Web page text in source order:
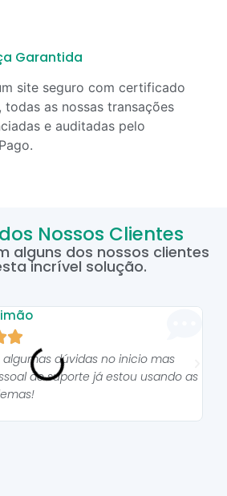
Garantida
site seguro com certificado
todas as nossas transações
e auditadas pelo
Nossos Clientes
alguns dos nossos clientes
incrível solução.

dúvidas no inicio mas
do suporte já estou usando as